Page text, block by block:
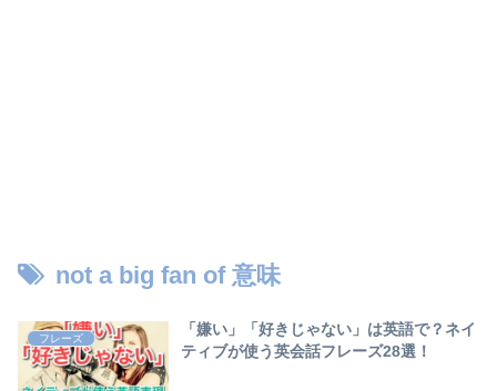
not a big fan of 意味
フレーズ
「嫌い」「好きじゃない」は英語で？ネイ
ティブが使う英会話フレーズ28選！